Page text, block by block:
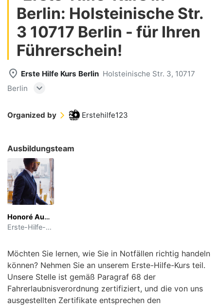
Berlin: Holsteinische Str.
3 10717 Berlin - für Ihren
Führerschein!
place Erste Hilfe Kurs Berlin Holsteinische Str. 3, 10717
Berlin
expand_more
Organized by arrow_forward_ios Erstehilfe123
Ausbildungsteam
Honoré Audibert
Erste-Hilfe-Ausbilder
Möchten Sie lernen, wie Sie in Notfällen richtig handeln
können? Nehmen Sie an unserem Erste-Hilfe-Kurs teil.
Unsere Stelle ist gemäß Paragraf 68 der
Fahrerlaubnisverordnung zertifiziert, und die von uns
ausgestellten Zertifikate entsprechen den